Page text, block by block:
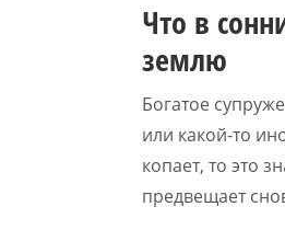
Что в
землю
Богатое
или какой-то
копает, то это
предвещает